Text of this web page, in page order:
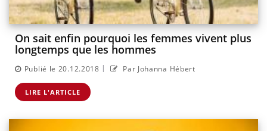
On sait enfin pourquoi les femmes vivent plus
longtemps que les hommes
Publié le 20.12.2018 | Par Johanna Hébert
LIRE L'ARTICLE